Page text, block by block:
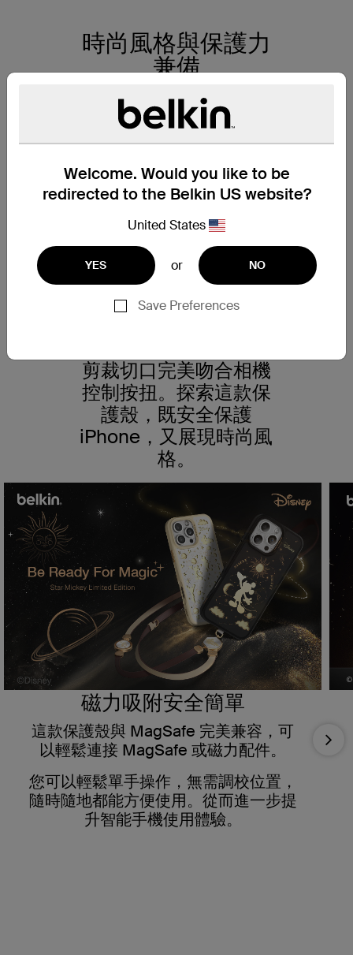
Welcome. Would you like to be
redirected to the Belkin US website?
United States
YES or NO
Save Preferences
時尚風格與保護力
兼備
在任何環境都能享受極
致的觀賞體驗，這款磁
力保護殼不僅擁有卓越
保護功能，更與
MagSafe 完美兼容，單
手就能輕鬆吸附
iPhone。抗紫外線物料
能防止變色和損耗，微
凸邊緣則保護相機和螢
幕的安全。纖薄輕巧的
剪裁切口完美吻合相機
控制按扭。探索這款保
護殼，既安全保護
iPhone，又展現時尚風
格。
磁力吸附安全簡單
這款保護殼與 MagSafe 完美兼容，可
以輕鬆連接 MagSafe 或磁力配件。
您可以輕鬆單手操作，無需調校位置，
隨時隨地都能方便使用。從而進一步提
升智能手機使用體驗。
Next